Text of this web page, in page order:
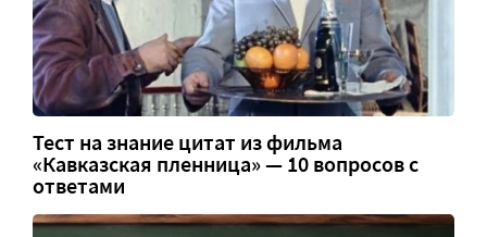
Тест на знание цитат из фильма
«Кавказская пленница» — 10 вопросов с
ответами